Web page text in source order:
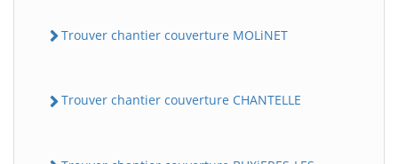
Trouver chantier couverture MOLiNET
Trouver chantier couverture CHANTELLE